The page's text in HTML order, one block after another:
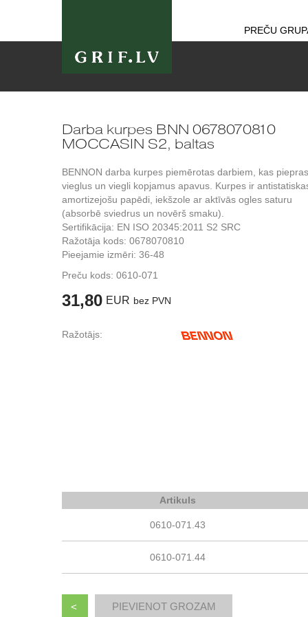
PREČU
Darba kurpes BNN 0678070810
MOCCASIN S2, baltas
BENNON darba kurpes piemērotas darbiem, kas
vieglus un viegli kopjamus apavus. Kurpes ir
amortizejošu papēdi, iekšzole ar aktīvās ogles saturu
(absorbē sviedrus un novērš smaku).
Sertifikācija: EN ISO 20345:2011 S2 SRC
Ražotāja kods: 0678070810
Pieejamie izmēri: 36-48
Preču kods: 0610-071
31,80 EUR bez PVN
Ražotājs:
Artikuls
0610-071.43
0610-071.44
<